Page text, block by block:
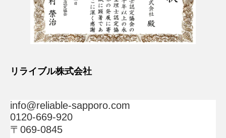
リライブル株式会社
info@reliable-sapporo.com
0120-669-920
〒069-0845